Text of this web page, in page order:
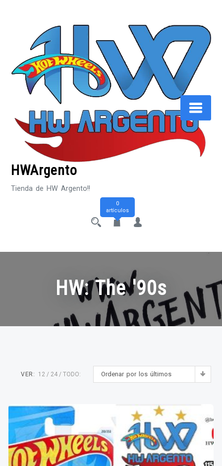
HWArgento
Tienda de HW Argento!!
0
artículos
HW: The '90s
Ordenar por los últimos
VER: 12 24 TODO: